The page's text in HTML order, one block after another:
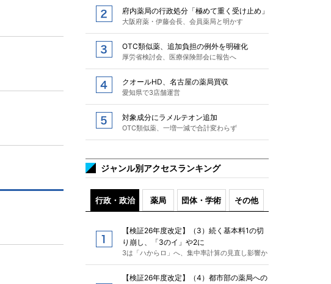
府内薬局の行政処分「極めて重く受け止め」
大阪府薬・伊藤会長、会員薬局と明かす
OTC類似薬、追加負担の例外を明確化
厚労省検討会、医療保険部会に報告へ
クオールHD、名古屋の薬局買収
愛知県で3店舗運営
対象成分にラメルテオン追加
OTC類似薬、一増一減で合計変わらず
ジャンル別アクセスランキング
行政・政治 薬局 団体・学術 その他
【検証26年度改定】（3）続く基本料1の切
り崩し、「3のイ」や2に
3は「ハからロ」へ、集中率計算の見直し影響か
【検証26年度改定】（4）都市部の薬局への